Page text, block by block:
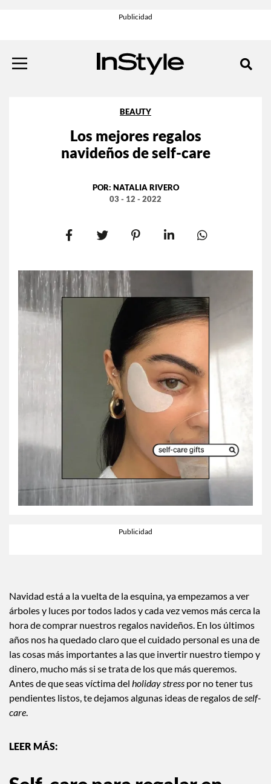
BEAUTY
Los mejores regalos
navideños de self-care
POR: NATALIA RIVERO
03 - 12 - 2022
Navidad está a la vuelta de la esquina, ya empezamos a ver
árboles y luces por todos lados y cada vez vemos más cerca la
hora de comprar nuestros regalos navideños. En los últimos
años nos ha quedado claro que el cuidado personal es una de
las cosas más importantes a las que invertir nuestro tiempo y
dinero, mucho más si se trata de los que más queremos.
Antes de que seas víctima delholiday stresspor no tener tus
pendientes listos, te dejamos algunas ideas de regalos de